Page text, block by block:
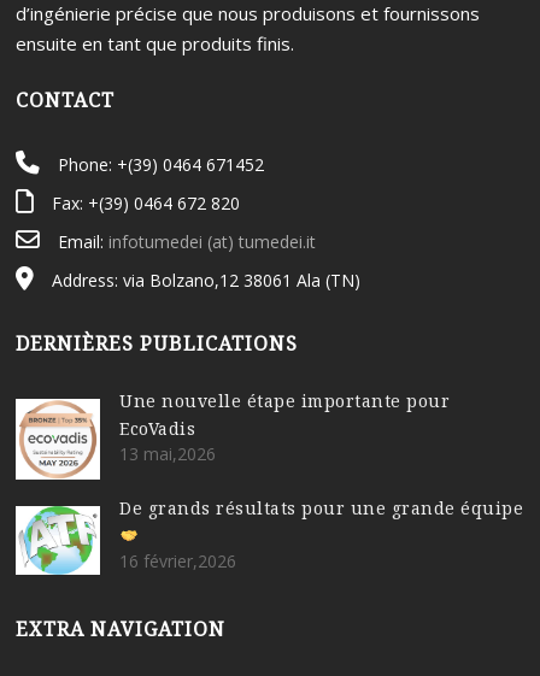
d’ingénierie précise que nous produisons et fournissons
ensuite en tant que produits finis.
CONTACT
Phone: +(39) 0464 671452
Fax: +(39) 0464 672 820
Email: infotumedei (at) tumedei.it
Address: via Bolzano,12 38061 Ala (TN)
DERNIÈRES PUBLICATIONS
Une nouvelle étape importante pour
EcoVadis
13 mai,2026
De grands résultats pour une grande équipe
16 février,2026
EXTRA NAVIGATION